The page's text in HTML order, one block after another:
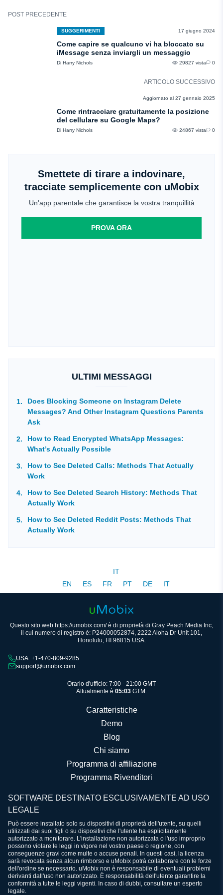
POST PRECEDENTE
SUGGERIMENTI 17 giugno 2024
Come capire se qualcuno vi ha bloccato su
iMessage senza inviargli un messaggio
Di Harry Nichols 29827 vista 0
ARTICOLO SUCCESSIVO
Aggiornato al 27 gennaio 2025
Come rintracciare gratuitamente la posizione
del cellulare su Google Maps?
Di Harry Nichols 24867 vista 0
Smettete di tirare a indovinare,
tracciate semplicemente con uMobix
Un'app parentale che garantisce la vostra tranquillità
PROVA ORA
ULTIMI MESSAGGI
Does Blocking Someone on Instagram Delete
Messages? And Other Instagram Questions Parents
Ask
How to Read Encrypted WhatsApp Messages:
What’s Actually Possible
How to See Deleted Calls: Methods That Actually
Work
How to See Deleted Search History: Methods That
Actually Work
How to See Deleted Reddit Posts: Methods That
Actually Work
IT
EN
ES FR PT DE IT
Questo sito web https://umobix.com/ è di proprietà di Gray Peach Media Inc,
il cui numero di registro è: P24000052874, 2222 Aloha Dr Unit 101,
Honolulu, HI 96815 USA.
USA: +1-470-809-9285
support@umobix.com
Orario d'ufficio: 7:00 - 21:00 GMT
Attualmente è 05:03 GTM.
Caratteristiche
Demo
Blog
Chi siamo
Programma di affiliazione
Programma Rivenditori
SOFTWARE DESTINATO ESCLUSIVAMENTE AD USO
LEGALE
Può essere installato solo su dispositivi di proprietà dell'utente, su quelli
utilizzati dai suoi figli o su dispositivi che l'utente ha esplicitamente
autorizzato a monitorare. L'installazione non autorizzata o l'uso improprio
possono violare le leggi in vigore nel vostro paese o regione, con
conseguenze gravi come multe o accuse penali. In questi casi, la licenza
sarà revocata senza alcun rimborso e uMobix potrà collaborare con le forze
dell'ordine se necessario. uMobix non è responsabile di eventuali problemi
derivanti dall'uso non autorizzato. È responsabilità dell'utente garantire la
conformità a tutte le leggi vigenti. In caso di dubbi, consultare un esperto
legale.